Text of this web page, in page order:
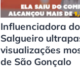
Influenciadora
Salgueiro
visualizações
de São Gonçalo